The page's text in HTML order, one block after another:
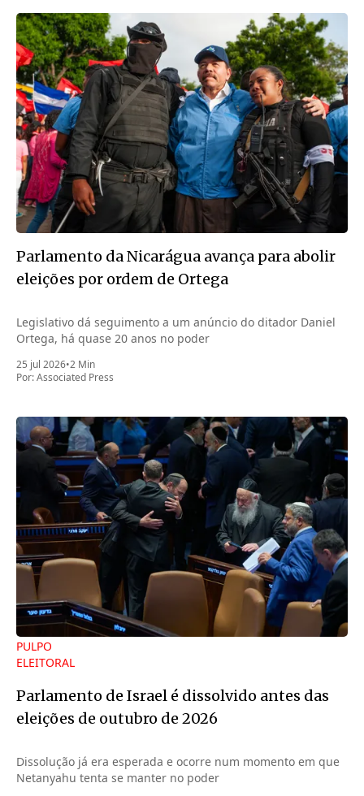
Parlamento da Nicarágua avança para abolir
eleições por ordem de Ortega
Legislativo dá seguimento a um anúncio do ditador Daniel
Ortega, há quase 20 anos no poder
25 jul 2026•2 Min
Por:Associated Press
PULPO
ELEITORAL
Parlamento de Israel é dissolvido antes das
eleições de outubro de 2026
Dissolução já era esperada e ocorre num momento em que
Netanyahu tenta se manter no poder